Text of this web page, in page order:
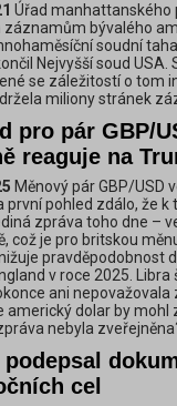
Úřad manhattanského
bývalého
soudní
Nejvyšší soud
se záležitostí o tom
miliony stránek
pro pár GBP/
reaguje na
Měnový pár GBP/USD
první pohled zdálo, že
zpráva toho dne –
což je pro britskou
pravděpodobnost
v roce 2025.
ani
americký dolar by
nebyla
podepsal
cel